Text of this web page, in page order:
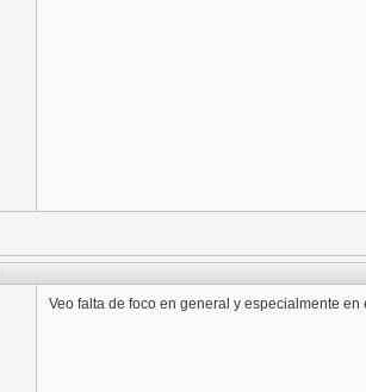
Veo falta de foco en general y especialmente en